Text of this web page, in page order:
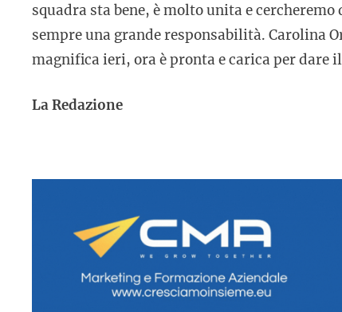
squadra sta bene, è molto unita e
sempre una grande responsabilità. Carolina
magnifica ieri, ora è pronta e carica per dare
La Redazione